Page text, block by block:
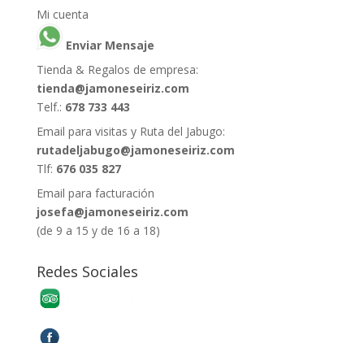
Mi cuenta
Enviar Mensaje
Tienda & Regalos de empresa:
tienda@jamoneseiriz.com
Telf.: 678 733 443
Email para visitas y Ruta del Jabugo:
rutadeljabugo@jamoneseiriz.com
Tlf: 676 035 827
Email para facturación
josefa@jamoneseiriz.com
(de 9 a 15 y de 16 a 18)
Redes Sociales